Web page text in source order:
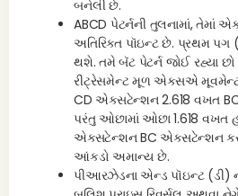
બનેલી છે.
ABCD પેટર્નની તુલનામાં, તેમાં
અતિરિક્ત પૉઇન્ટ છે. પ્રથમ પગ
થશે. તમે બૅટ પેટર્ન જોઈ રહ્યા છો
રીટ્રેસમેન્ટ મૂળ એક્સએ
CD એક્સટેન્શન 2.618 વખત
પરંતુ ઓછામાં ઓછા 1.618 વખત
એક્સટેન્શન BC એક્સટેન્શન
આંકડો અમાન્ય છે.
પીઆરઝેડના એન્ડ પૉઇન્ટ (ડી)